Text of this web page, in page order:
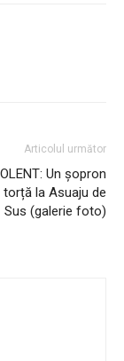
Articolul următor
Un șopron
la Asuaju de
Sus (galerie foto)